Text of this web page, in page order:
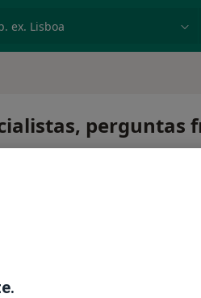
perguntas